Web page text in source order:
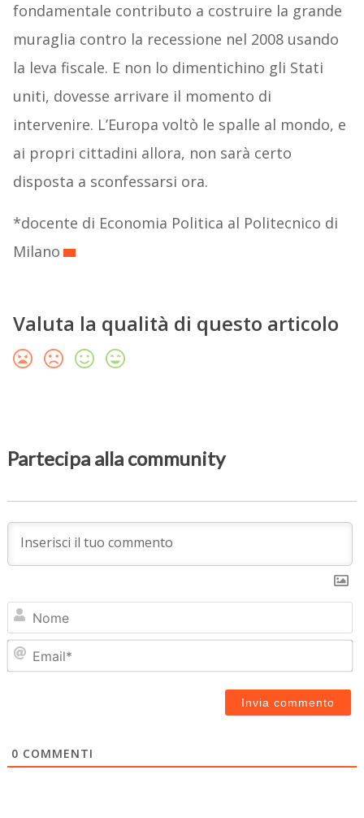
fondamentale contributo a costruire la grande
muraglia contro la recessione nel 2008 usando
la leva fiscale. E non lo dimentichino gli Stati
uniti, dovesse arrivare il momento di
intervenire. L’Europa voltò le spalle al mondo, e
ai propri cittadini allora, non sarà certo
disposta a sconfessarsi ora.
*docente di Economia Politica al Politecnico di
Milano
Valuta la qualità di questo articolo
Partecipa alla community
0 COMMENTI